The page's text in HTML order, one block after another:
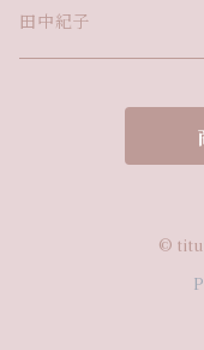
お皿
田中紀子
©